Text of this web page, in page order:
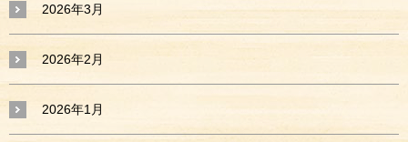
2026年3月
2026年2月
2026年1月